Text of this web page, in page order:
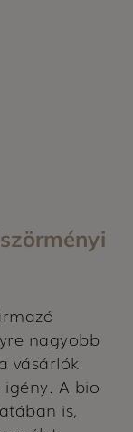
nagyobb
vásárlók
A bio
is,